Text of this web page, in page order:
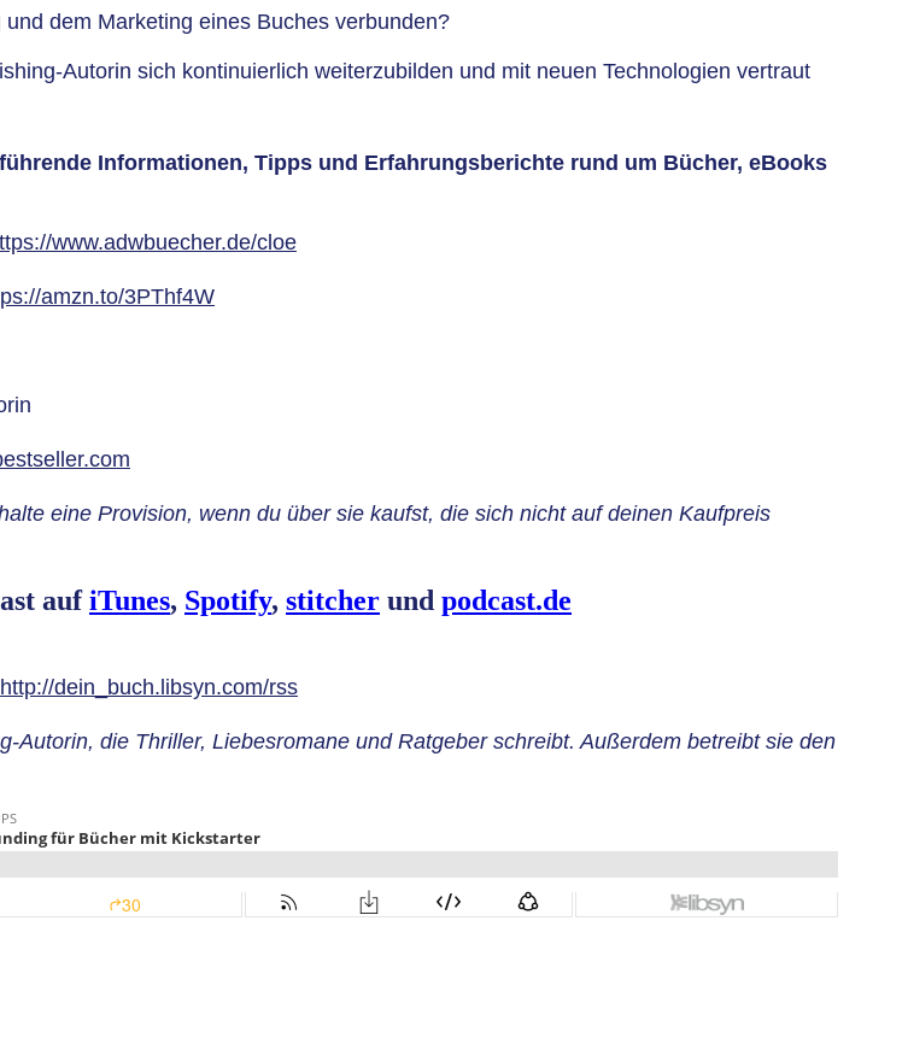
dem Marketing eines Buches verbunden?
Autorin sich kontinuierlich weiterzubilden und mit neuen Technologien vertraut
Informationen, Tipps und Erfahrungsberichte rund um Bücher, eBooks
www.adwbuecher.de/cloe
amzn.to/3PThf4W
eine Provision, wenn du über sie kaufst, die sich nicht auf deinen Kaufpreis
aufiTunes, Spotify, stitcher und podcast.de
http://dein_buch.libsyn.com/rss
die Thriller, Liebesromane und Ratgeber schreibt. Außerdem betreibt sie den